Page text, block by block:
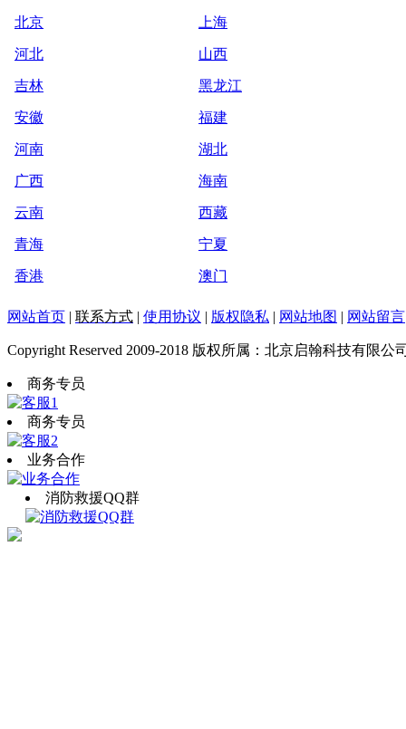
北京 上海
河北 山西
吉林 黑龙江
安徽 福建
河南 湖北
广西 海南
云南 西藏
青海 宁夏
香港 澳门
网站首页 | 联系方式 | 使用协议 | 版权隐私 | 网站地图 | 网站留言
Copyright Reserved 2009-2018 版权所属：北京启翰科技有限公
商务专员
商务专员
业务合作
消防救援QQ群